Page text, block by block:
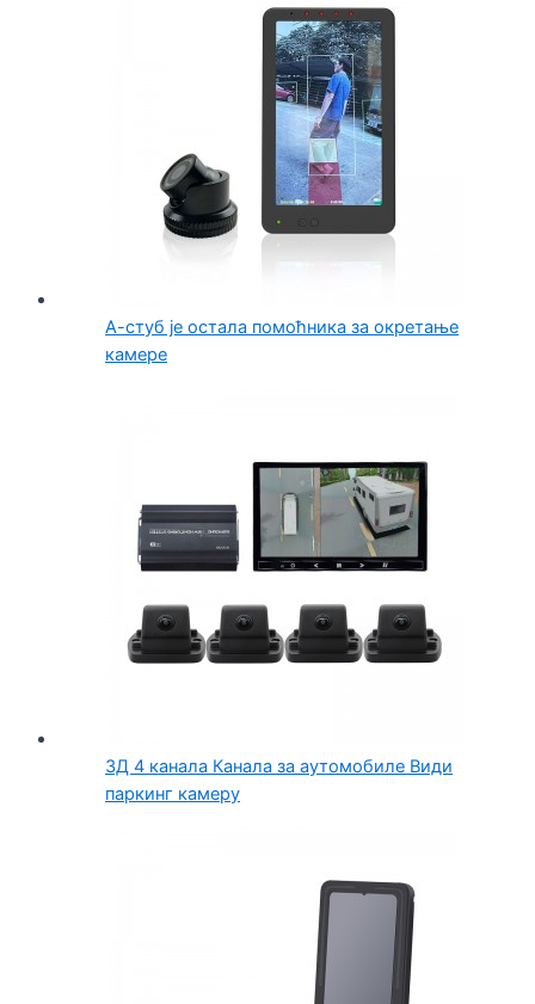
А-стуб је остала помоћника за окретање
камере
3Д 4 канала Канала за аутомобиле Види
паркинг камеру